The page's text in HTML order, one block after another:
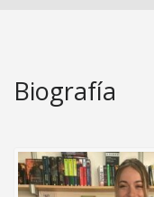
Biografía